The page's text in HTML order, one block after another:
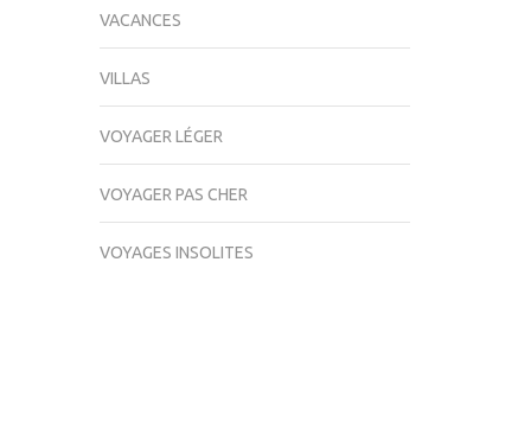
VACANCES
VILLAS
VOYAGER LÉGER
VOYAGER PAS CHER
VOYAGES INSOLITES